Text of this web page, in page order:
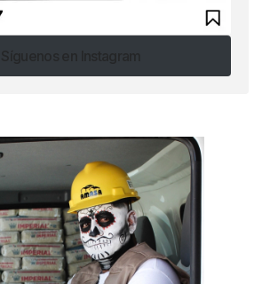
Síguenos en Instagram